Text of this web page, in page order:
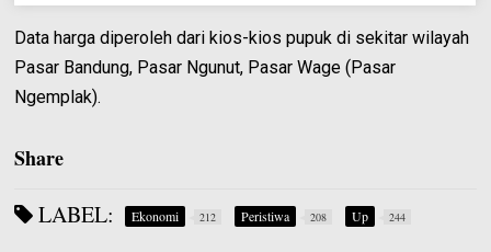
Data harga diperoleh dari kios-kios pupuk di sekitar wilayah
Pasar Bandung, Pasar Ngunut, Pasar Wage (Pasar
Ngemplak).
Share
LABEL: Ekonomi 212 Peristiwa 208 Up 244